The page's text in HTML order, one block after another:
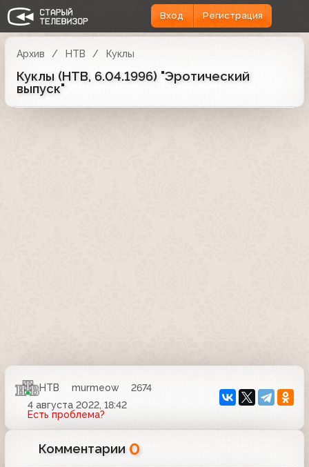
Вход Регистрация
Архив НТВ Куклы
Куклы (НТВ, 6.04.1996) "Эротический
выпуск"
НТВ murmeow
2674
4 августа 2022, 18:42
Есть проблема?
Комментарии 0